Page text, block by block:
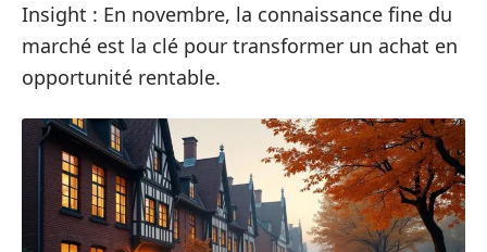
Insight : En novembre, la connaissance fine du
marché est la clé pour transformer un achat en
opportunité rentable.